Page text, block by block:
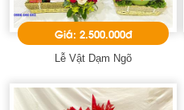
Giá: 2.500.000đ
Lễ Vật Dạm Ngõ